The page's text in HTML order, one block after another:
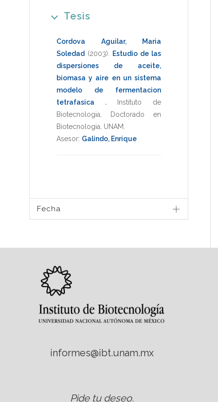
Tesis
Cordova Aguilar, Maria
Soledad (2003)
Estudio de las
dispersiones de aceite,
biomasa y aire en un sistema
modelo de fermentacion
tetrafasica .
Instituto de
Biotecnologia
Doctorado en
Biotecnologia UNAM
Asesor: Galindo, Enrique
Fecha
informes@ibt.unam.mx
Pide tu deseo.